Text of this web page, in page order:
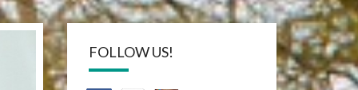
FOLLOW US!